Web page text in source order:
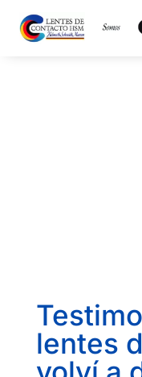
lentes